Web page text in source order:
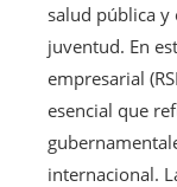
salud pública
juventud. En
empresarial
esencial que
internacional.